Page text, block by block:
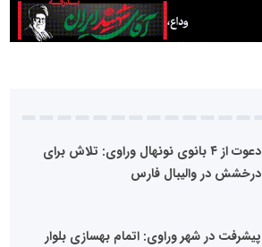
دعوت از ۴ بانوی نونهال وراوی: تلاش برای
درخشش در والیبال فارس
پیشرفت در شهر وراوی: اتمام بهسازی بلوار